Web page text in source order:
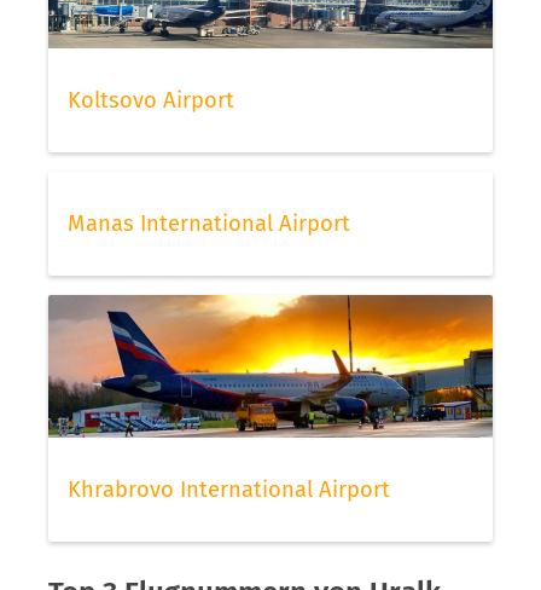
Koltsovo Airport
Manas International Airport
Khrabrovo International Airport